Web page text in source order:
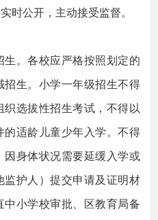
时公开，主动接受监督。
。各校应严格按照划定的
生。小学一年级招生不得
选拔性招生考试，不得以
适龄儿童少年入学。不得
身体状况需要延缓入学或
护人）提交申请及证明材
小学校审批、区教育局备